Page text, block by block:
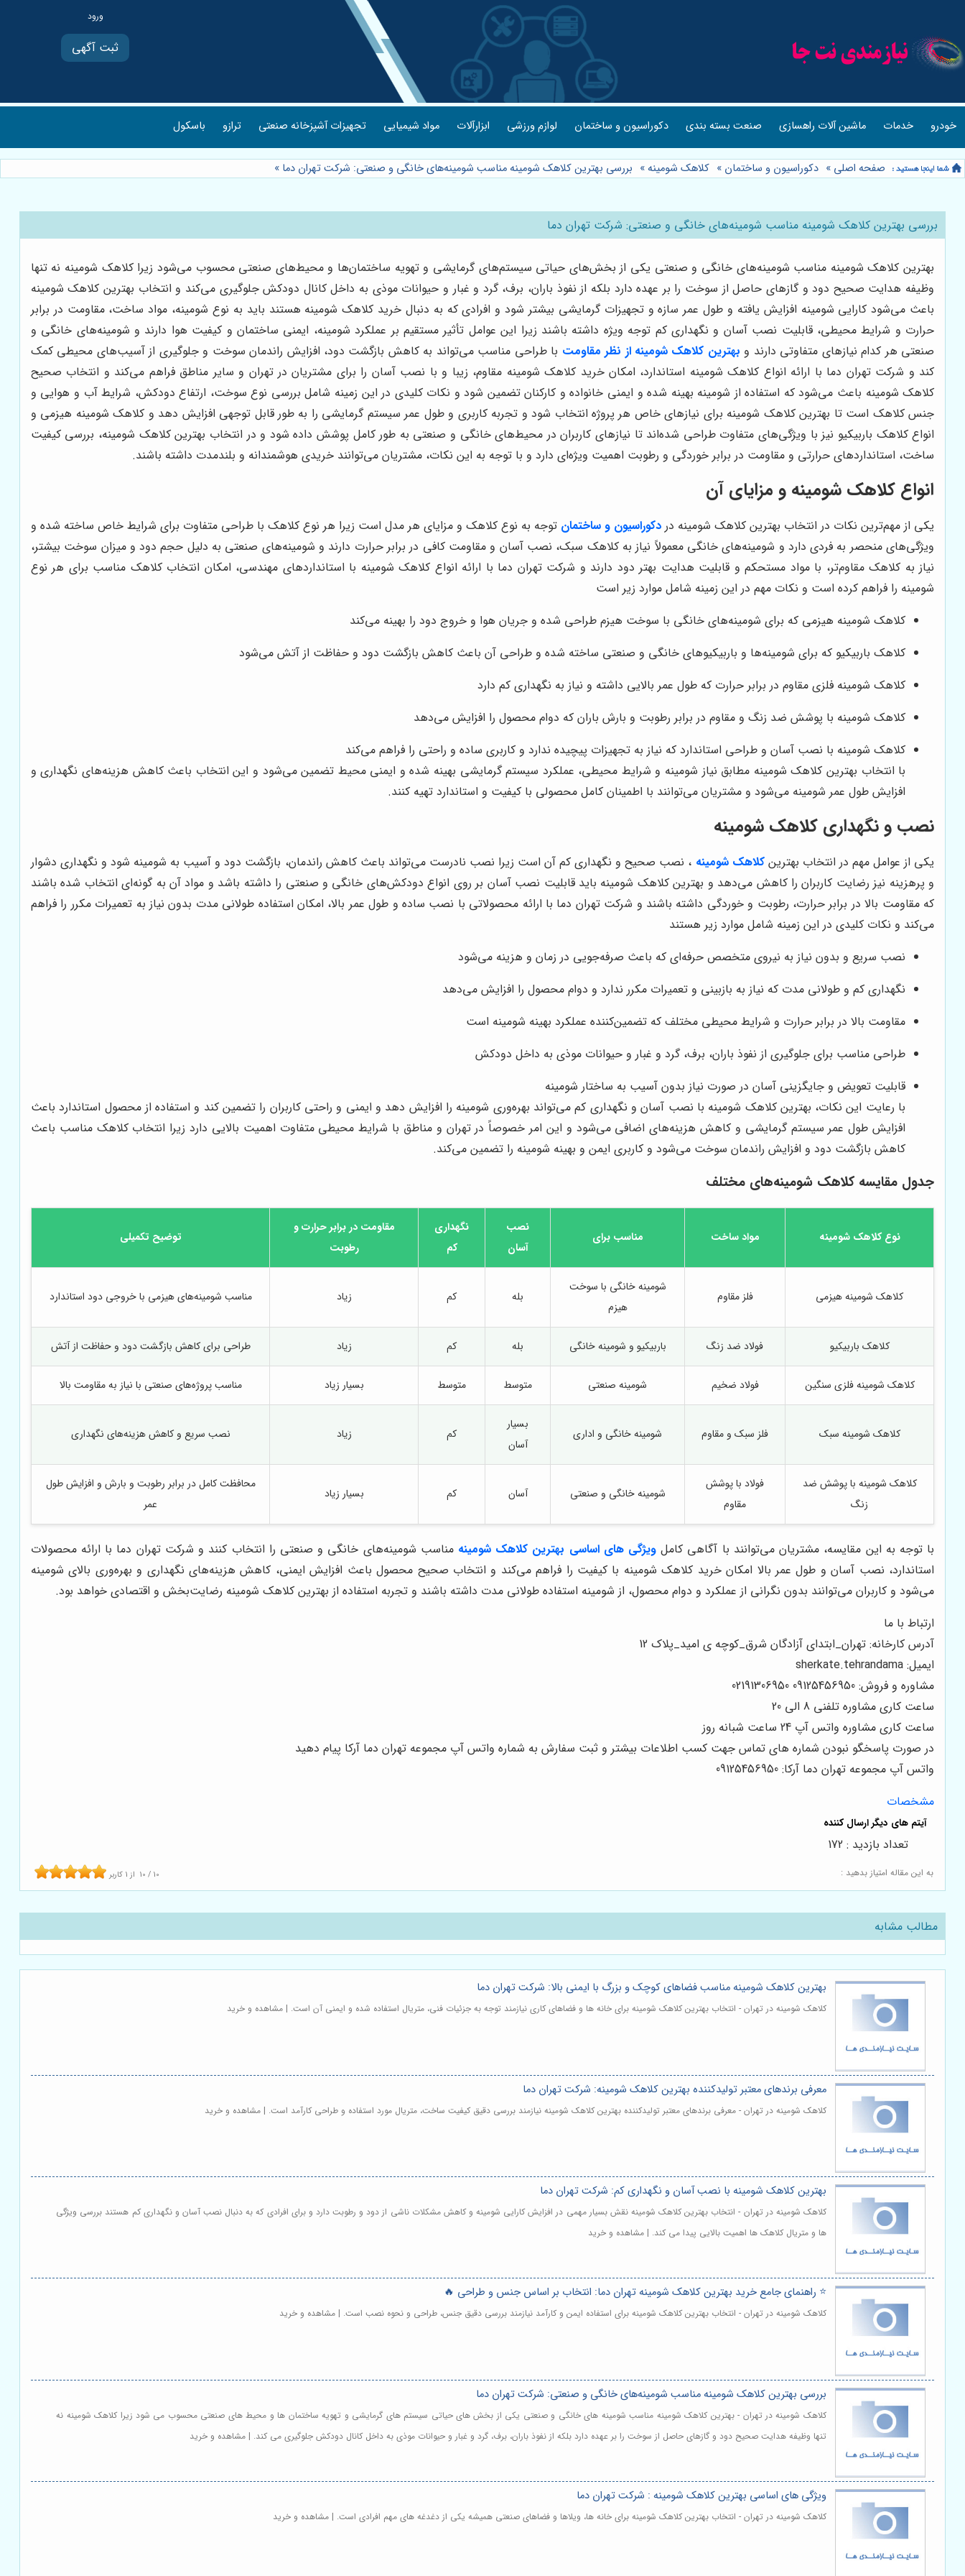
ثبت آگهی
خودرو خدمات ماشین آلات راهسازی صنعت بسته بندی دکوراسیون و ساختمان لوازم ورزشی ابزارآلات مواد شیمیایی تجهیزات آشپزخانه صنعتی ترازو باسکول
صفحه اصلی » دکوراسیون و ساختمان » کلاهک شومینه» بررسی بهترین کلاهک شومینه مناسب شومینه‌های خانگی و صنعتی: شرکت تهران دما »
بررسی بهترین کلاهک شومینه مناسب شومینه‌های خانگی و صنعتی: شرکت تهران دما
بهترین کلاهک شومینه مناسب شومینه‌های خانگی و صنعتی یکی از بخش‌های حیاتی سیستم‌های گرمایشی و تهویه ساختمان‌ها و محیط‌های صنعتی محسوب می‌شود زیرا کلاهک شومینه نه تنها
وظیفه هدایت صحیح دود و گازهای حاصل از سوخت را بر عهده دارد بلکه از نفوذ باران، برف، گرد و غبار و حیوانات موذی به داخل کانال دودکش جلوگیری می‌کند و انتخاب بهترین کلاهک شومینه
باعث می‌شود کارایی شومینه افزایش یافته و طول عمر سازه و تجهیزات گرمایشی بیشتر شود و افرادی که به دنبال خرید کلاهک شومینه هستند باید به نوع شومینه، مواد ساخت، مقاومت در برابر
حرارت و شرایط محیطی، قابلیت نصب آسان و نگهداری کم توجه ویژه داشته باشند زیرا این عوامل تأثیر مستقیم بر عملکرد شومینه، ایمنی ساختمان و کیفیت هوا دارند و شومینه‌های خانگی و
صنعتی هر کدام نیازهای متفاوتی دارند و بهترین کلاهک شومینه از نظر مقاومت با طراحی مناسب می‌تواند به کاهش بازگشت دود، افزایش راندمان سوخت و جلوگیری از آسیب‌های محیطی کمک
کند و شرکت تهران دما با ارائه انواع کلاهک شومینه استاندارد، امکان خرید کلاهک شومینه مقاوم، زیبا و با نصب آسان را برای مشتریان در تهران و سایر مناطق فراهم می‌کند و انتخاب صحیح
کلاهک شومینه باعث می‌شود که استفاده از شومینه بهینه شده و ایمنی خانواده و کارکنان تضمین شود و نکات کلیدی در این زمینه شامل بررسی نوع سوخت، ارتفاع دودکش، شرایط آب و هوایی و
جنس کلاهک است تا بهترین کلاهک شومینه برای نیازهای خاص هر پروژه انتخاب شود و تجربه کاربری و طول عمر سیستم گرمایشی را به طور قابل توجهی افزایش دهد و کلاهک شومینه هیزمی و
انواع کلاهک باربیکیو نیز با ویژگی‌های متفاوت طراحی شده‌اند تا نیازهای کاربران در محیط‌های خانگی و صنعتی به طور کامل پوشش داده شود و در انتخاب بهترین کلاهک شومینه، بررسی کیفیت
ساخت، استانداردهای حرارتی و مقاومت در برابر خوردگی و رطوبت اهمیت ویژه‌ای دارد و با توجه به این نکات، مشتریان می‌توانند خریدی هوشمندانه و بلندمدت داشته باشند.
انواع کلاهک شومینه و مزایای آن
یکی از مهم‌ترین نکات در انتخاب بهترین کلاهک شومینه در دکوراسیون و ساختمان توجه به نوع کلاهک و مزایای هر مدل است زیرا هر نوع کلاهک با طراحی متفاوت برای شرایط خاص ساخته شده و
ویژگی‌های منحصر به فردی دارد و شومینه‌های خانگی معمولاً نیاز به کلاهک سبک، نصب آسان و مقاومت کافی در برابر حرارت دارند و شومینه‌های صنعتی به دلیل حجم دود و میزان سوخت بیشتر،
نیاز به کلاهک مقاوم‌تر، با مواد مستحکم و قابلیت هدایت بهتر دود دارند و شرکت تهران دما با ارائه انواع کلاهک شومینه با استانداردهای مهندسی، امکان انتخاب کلاهک مناسب برای هر نوع
شومینه را فراهم کرده است و نکات مهم در این زمینه شامل موارد زیر است
کلاهک شومینه هیزمی که برای شومینه‌های خانگی با سوخت هیزم طراحی شده و جریان هوا و خروج دود را بهینه می‌کند
کلاهک باربیکیو که برای شومینه‌ها و باربیکیوهای خانگی و صنعتی ساخته شده و طراحی آن باعث کاهش بازگشت دود و حفاظت از آتش می‌شود
کلاهک شومینه فلزی مقاوم در برابر حرارت که طول عمر بالایی داشته و نیاز به نگهداری کم دارد
کلاهک شومینه با پوشش ضد زنگ و مقاوم در برابر رطوبت و بارش باران که دوام محصول را افزایش می‌دهد
کلاهک شومینه با نصب آسان و طراحی استاندارد که نیاز به تجهیزات پیچیده ندارد و کاربری ساده و راحتی را فراهم می‌کند
با انتخاب بهترین کلاهک شومینه مطابق نیاز شومینه و شرایط محیطی، عملکرد سیستم گرمایشی بهینه شده و ایمنی محیط تضمین می‌شود و این انتخاب باعث کاهش هزینه‌های نگهداری و
افزایش طول عمر شومینه می‌شود و مشتریان می‌توانند با اطمینان کامل محصولی با کیفیت و استاندارد تهیه کنند.
نصب و نگهداری کلاهک شومینه
یکی از عوامل مهم در انتخاب بهترینکلاهک شومینه ، نصب صحیح و نگهداری کم آن است زیرا نصب نادرست می‌تواند باعث کاهش راندمان، بازگشت دود و آسیب به شومینه شود و نگهداری دشوار
و پرهزینه نیز رضایت کاربران را کاهش می‌دهد و بهترین کلاهک شومینه باید قابلیت نصب آسان بر روی انواع دودکش‌های خانگی و صنعتی را داشته باشد و مواد آن به گونه‌ای انتخاب شده باشند
که مقاومت بالا در برابر حرارت، رطوبت و خوردگی داشته باشند و شرکت تهران دما با ارائه محصولاتی با نصب ساده و طول عمر بالا، امکان استفاده طولانی مدت بدون نیاز به تعمیرات مکرر را فراهم
می‌کند و نکات کلیدی در این زمینه شامل موارد زیر هستند
نصب سریع و بدون نیاز به نیروی متخصص حرفه‌ای که باعث صرفه‌جویی در زمان و هزینه می‌شود
نگهداری کم و طولانی مدت که نیاز به بازبینی و تعمیرات مکرر ندارد و دوام محصول را افزایش می‌دهد
مقاومت بالا در برابر حرارت و شرایط محیطی مختلف که تضمین‌کننده عملکرد بهینه شومینه است
طراحی مناسب برای جلوگیری از نفوذ باران، برف، گرد و غبار و حیوانات موذی به داخل دودکش
قابلیت تعویض و جایگزینی آسان در صورت نیاز بدون آسیب به ساختار شومینه
با رعایت این نکات، بهترین کلاهک شومینه با نصب آسان و نگهداری کم می‌تواند بهره‌وری شومینه را افزایش دهد و ایمنی و راحتی کاربران را تضمین کند و استفاده از محصول استاندارد باعث
افزایش طول عمر سیستم گرمایشی و کاهش هزینه‌های اضافی می‌شود و این امر خصوصاً در تهران و مناطق با شرایط محیطی متفاوت اهمیت بالایی دارد زیرا انتخاب کلاهک مناسب باعث
کاهش بازگشت دود و افزایش راندمان سوخت می‌شود و کاربری ایمن و بهینه شومینه را تضمین می‌کند.
جدول مقایسه کلاهک شومینه‌های مختلف
نوع کلاهک شومینه مواد ساخت مناسب برای
نصب
آسان
نگهداری
کم
مقاومت در برابر حرارت و
رطوبت
توضیح تکمیلی
کلاهک شومینه هیزمی فلز مقاوم
شومینه خانگی با سوخت
هیزم
بله کم زیاد مناسب شومینه‌های هیزمی با خروجی دود استاندارد
کلاهک باربیکیو فولاد ضد زنگ باربیکیو و شومینه خانگی بله کم زیاد طراحی برای کاهش بازگشت دود و حفاظت از آتش
کلاهک شومینه فلزی سنگین فولاد ضخیم شومینه صنعتی متوسط متوسط بسیار زیاد مناسب پروژه‌های صنعتی با نیاز به مقاومت بالا
کلاهک شومینه سبک فلز سبک و مقاوم شومینه خانگی و اداری
بسیار
آسان
کم زیاد نصب سریع و کاهش هزینه‌های نگهداری
کلاهک شومینه با پوشش ضد
زنگ
فولاد با پوشش
مقاوم
شومینه خانگی و صنعتی آسان کم بسیار زیاد
محافظت کامل در برابر رطوبت و بارش و افزایش طول
عمر
با توجه به این مقایسه، مشتریان می‌توانند با آگاهی کامل ویژگی های اساسی بهترین کلاهک شومینه مناسب شومینه‌های خانگی و صنعتی را انتخاب کنند و شرکت تهران دما با ارائه محصولات
استاندارد، نصب آسان و طول عمر بالا امکان خرید کلاهک شومینه با کیفیت را فراهم می‌کند و انتخاب صحیح محصول باعث افزایش ایمنی، کاهش هزینه‌های نگهداری و بهره‌وری بالای شومینه
می‌شود و کاربران می‌توانند بدون نگرانی از عملکرد و دوام محصول، از شومینه استفاده طولانی مدت داشته باشند و تجربه استفاده از بهترین کلاهک شومینه رضایت‌بخش و اقتصادی خواهد بود.
ارتباط با ما
آدرس کارخانه: تهران_ابتدای آزادگان شرق_کوچه ی امید_پلاک 12
ایمیل: sherkate.tehrandama
مشاوره و فروش: 09125456950 02191306950
ساعت کاری مشاوره تلفنی 8 الی 20
ساعت کاری مشاوره واتس آپ 24 ساعت شبانه روز
در صورت پاسخگو نبودن شماره های تماس جهت کسب اطلاعات بیشتر و ثبت سفارش به شماره واتس آپ مجموعه تهران دما آرکا پیام دهید
واتس آپ مجموعه تهران دما آرکا: 09125456950
مشخصات
به این مقاله امتیاز بدهید : 10 / 10 از 1 کاربر
تعداد بازدید : 172
مطالب مشابه
بهترین کلاهک شومینه مناسب فضاهای کوچک و بزرگ با ایمنی بالا: شرکت تهران دما
کلاهک شومینه در تهران - انتخاب بهترین کلاهک شومینه برای خانه ها و فضاهای کاری نیازمند توجه به جزئیات فنی، متریال استفاده شده و ایمنی آن است. | مشاهده و خرید
معرفی برندهای معتبر تولیدکننده بهترین کلاهک شومینه: شرکت تهران دما
کلاهک شومینه در تهران - معرفی برندهای معتبر تولیدکننده بهترین کلاهک شومینه نیازمند بررسی دقیق کیفیت ساخت، متریال مورد استفاده و طراحی کارآمد است. | مشاهده و خرید
بهترین کلاهک شومینه با نصب آسان و نگهداری کم: شرکت تهران دما
کلاهک شومینه در تهران - انتخاب بهترین کلاهک شومینه نقش بسیار مهمی در افزایش کارایی شومینه و کاهش مشکلات ناشی از دود و رطوبت دارد و برای افرادی که به دنبال نصب آسان و نگهداری کم هستند بررسی ویژگی
ها و متریال کلاهک ها اهمیت بالایی پیدا می کند. | مشاهده و خرید
⭐️ راهنمای جامع خرید بهترین کلاهک شومینه تهران دما: انتخاب بر اساس جنس و طراحی 🔥
کلاهک شومینه در تهران - انتخاب بهترین کلاهک شومینه برای استفاده ایمن و کارآمد نیازمند بررسی دقیق جنس، طراحی و نحوه نصب است. | مشاهده و خرید
بررسی بهترین کلاهک شومینه مناسب شومینه‌های خانگی و صنعتی: شرکت تهران دما
کلاهک شومینه در تهران - بهترین کلاهک شومینه مناسب شومینه های خانگی و صنعتی یکی از بخش های حیاتی سیستم های گرمایشی و تهویه ساختمان ها و محیط های صنعتی محسوب می شود زیرا کلاهک شومینه نه
تنها وظیفه هدایت صحیح دود و گازهای حاصل از سوخت را بر عهده دارد بلکه از نفوذ باران، برف، گرد و غبار و حیوانات موذی به داخل کانال دودکش جلوگیری می کند. | مشاهده و خرید
ویژگی‌ های اساسی بهترین کلاهک شومینه : شرکت تهران دما
کلاهک شومینه در تهران - انتخاب بهترین کلاهک شومینه برای خانه ها، ویلاها و فضاهای صنعتی همیشه یکی از دغدغه های مهم افرادی است. | مشاهده و خرید